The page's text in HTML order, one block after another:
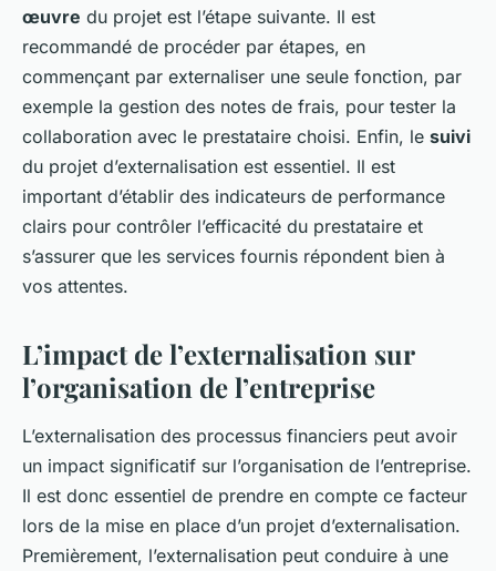
œuvre du projet est l’étape suivante. Il est
recommandé de procéder par étapes, en
commençant par externaliser une seule fonction, par
exemple la gestion des notes de frais, pour tester la
collaboration avec le prestataire choisi. Enfin, le suivi
du projet d’externalisation est essentiel. Il est
important d’établir des indicateurs de performance
clairs pour contrôler l’efficacité du prestataire et
s’assurer que les services fournis répondent bien à
vos attentes.
L’impact de l’externalisation sur
l’organisation de l’entreprise
L’externalisation des processus financiers peut avoir
un impact significatif sur l’organisation de l’entreprise.
Il est donc essentiel de prendre en compte ce facteur
lors de la mise en place d’un projet d’externalisation.
Premièrement, l’externalisation peut conduire à une